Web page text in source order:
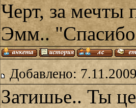
Черт, за мечты
Эмм..
Добавлено:
Затишье.. Ты